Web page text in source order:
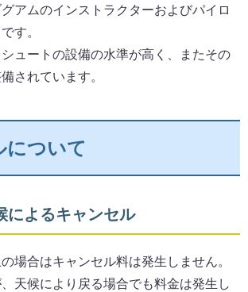
アムのインストラクターおよびパイロ
す。
ュートの設備の水準が高く、またその
されています。
について
によるキャンセル
場合はキャンセル料は発生しません。
、天候により戻る場合でも料金は発生し